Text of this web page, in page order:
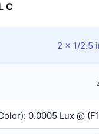
C
2 × 1/2.5
0.0005 Lux @